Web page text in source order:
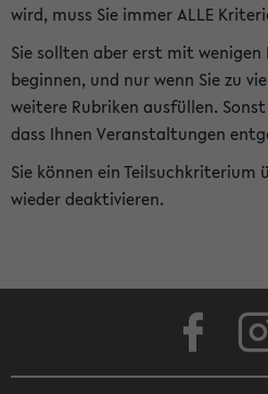
wird, muss Sie immer ALLE
Sie sollten aber erst mit wenigen
beginnen, und nur wenn Sie zu
weitere Rubriken ausfüllen.
dass Ihnen Veranstaltungen
Sie können ein Teilsuchkriterium
wieder deaktivieren.